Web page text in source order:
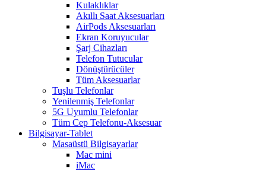
Kulaklıklar
Akıllı Saat Aksesuarları
AirPods Aksesuarları
Ekran Koruyucular
Şarj Cihazları
Telefon Tutucular
Dönüştürücüler
Tüm Aksesuarlar
Tuşlu Telefonlar
Yenilenmiş Telefonlar
5G Uyumlu Telefonlar
Tüm Cep Telefonu-Aksesuar
Bilgisayar-Tablet
Masaüstü Bilgisayarlar
Mac mini
iMac